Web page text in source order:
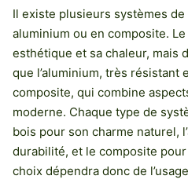
Il existe plusieurs systèmes
aluminium ou en composite.
esthétique et sa chaleur, mais
que l’aluminium, très résistant
composite, qui combine
moderne. Chaque type de
bois pour son charme naturel,
durabilité, et le composite
choix dépendra donc de